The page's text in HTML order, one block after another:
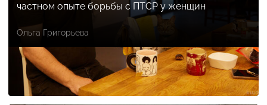
частном опыте борьбы с ПТСР у женщин
Ольга Григорьева